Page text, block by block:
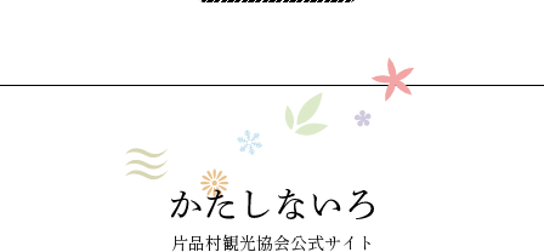
片品村観光協会公式サイト